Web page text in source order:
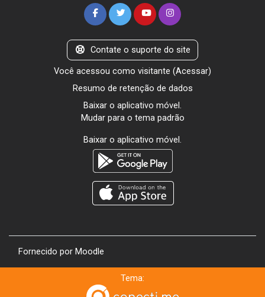
Contate o suporte do site
Você acessou como visitante (Acessar)
Resumo de retenção de dados
Baixar o aplicativo móvel.
Mudar para o tema padrão
Baixar o aplicativo móvel.
Fornecido por Moodle
Tema: